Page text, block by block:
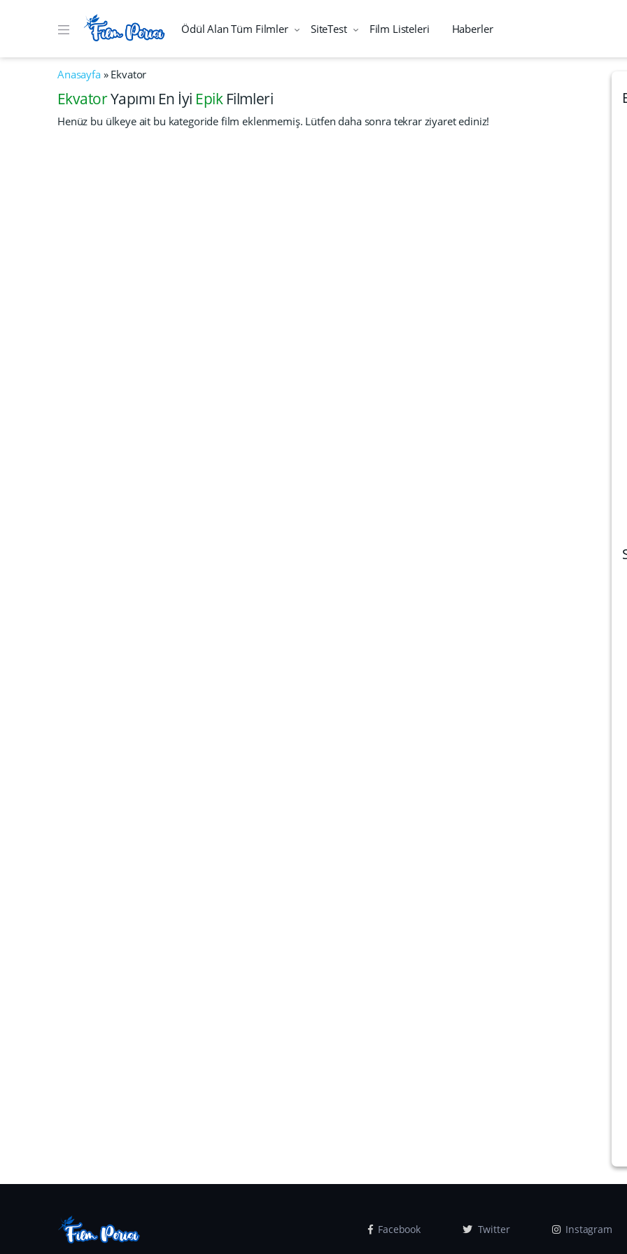
Ödül Alan Tüm Filmler SiteTest Film Listeleri Haberler
Anasayfa» Ekvator
EkvatorYapımı En İyi Epik Filmleri
Henüz bu ülkeye ait bu kategoride film eklenmemiş. Lütfen daha sonra tekrar ziyaret ediniz!
Facebook Twitter Instagram